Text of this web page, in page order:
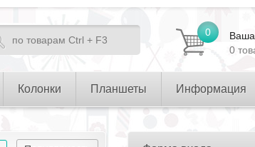
0
Ваша
0
Колонки Планшеты Информация